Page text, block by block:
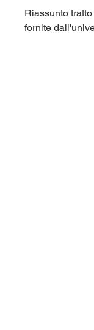
Riassunto
fornite